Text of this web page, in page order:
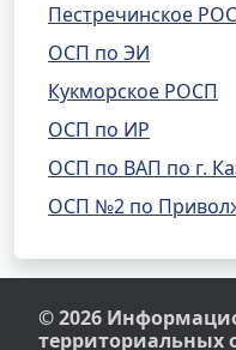
Пестречинское
ОСП по ЭИ
Кукморское РОСП
ОСП по ИР
ОСП по ВАП по г.
ОСП №2 по
© 2026
территориальных